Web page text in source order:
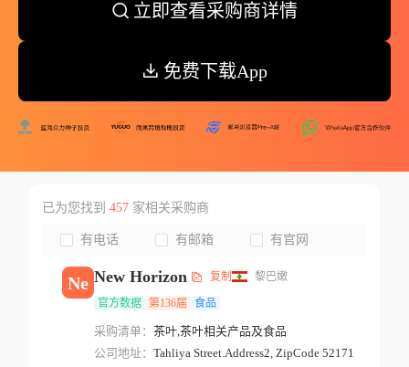
立即查看采购商详情
免费下载App
已为您找到 457家相关采购商
有电话 有邮箱 有官网
Ne New Horizon 复制 黎巴嫩
官方数据 第136届 食品
采购清单： 茶叶,茶叶相关产品及食品
公司地址： Tahliya Street.Address2, ZipCode 52171